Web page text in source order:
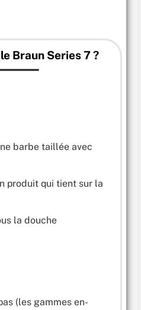
Braun Series 7?
barbe taillée avec
produit qui tient sur la
la douche
(les gammes en-